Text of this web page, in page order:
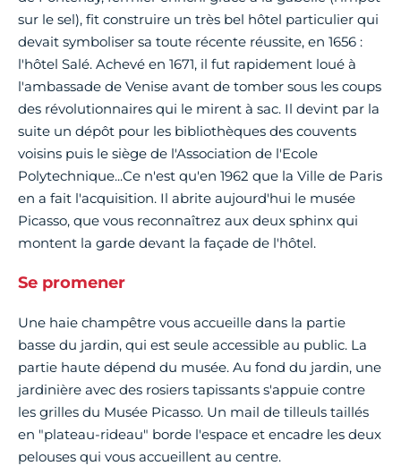
sur le sel), fit construire un très bel hôtel particulier qui
devait symboliser sa toute récente réussite, en 1656 :
l'hôtel Salé. Achevé en 1671, il fut rapidement loué à
l'ambassade de Venise avant de tomber sous les coups
des révolutionnaires qui le mirent à sac. Il devint par la
suite un dépôt pour les bibliothèques des couvents
voisins puis le siège de l'Association de l'Ecole
Polytechnique...Ce n'est qu'en 1962 que la Ville de Paris
en a fait l'acquisition. Il abrite aujourd'hui le musée
Picasso, que vous reconnaîtrez aux deux sphinx qui
montent la garde devant la façade de l'hôtel.
Se promener
Une haie champêtre vous accueille dans la partie
basse du jardin, qui est seule accessible au public. La
partie haute dépend du musée. Au fond du jardin, une
jardinière avec des rosiers tapissants s'appuie contre
les grilles du Musée Picasso. Un mail de tilleuls taillés
en "plateau-rideau" borde l'espace et encadre les deux
pelouses qui vous accueillent au centre.